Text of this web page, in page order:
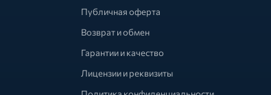
Публичная оферта
Возврат и обмен
Гарантии и качество
Лицензии и реквизиты